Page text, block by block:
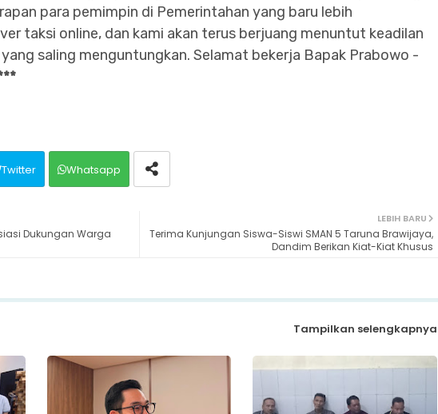
para pemimpin di Pemerintahan yang baru lebih
taksi online, dan kami akan terus berjuang menuntut keadilan
saling menguntungkan. Selamat bekerja Bapak Prabowo -
Twitter Whatsapp
LEBIH BARU
Terima Kunjungan Siswa-Siswi SMAN 5 Taruna Brawijaya,
Dandim Berikan Kiat-Kiat Khusus
Dukungan Warga
Tampilkan selengkapnya